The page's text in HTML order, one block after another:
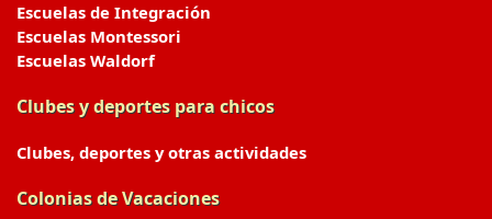
Escuelas de Integración
Escuelas Montessori
Escuelas Waldorf
Clubes y deportes para chicos
Clubes, deportes y otras actividades
Colonias de Vacaciones